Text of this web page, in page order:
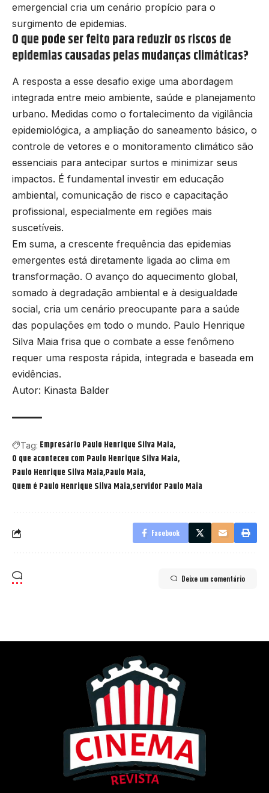
emergencial cria um cenário propício para o
surgimento de epidemias.
O que pode ser feito para reduzir os riscos de
epidemias causadas pelas mudanças climáticas?
A resposta a esse desafio exige uma abordagem
integrada entre meio ambiente, saúde e planejamento
urbano. Medidas como o fortalecimento da vigilância
epidemiológica, a ampliação do saneamento básico, o
controle de vetores e o monitoramento climático são
essenciais para antecipar surtos e minimizar seus
impactos. É fundamental investir em educação
ambiental, comunicação de risco e capacitação
profissional, especialmente em regiões mais
suscetíveis.
Em suma, a crescente frequência das epidemias
emergentes está diretamente ligada ao clima em
transformação. O avanço do aquecimento global,
somado à degradação ambiental e à desigualdade
social, cria um cenário preocupante para a saúde
das populações em todo o mundo. Paulo Henrique
Silva Maia frisa que o combate a esse fenômeno
requer uma resposta rápida, integrada e baseada em
evidências.
Autor: Kinasta Balder
Tag: Empresário Paulo Henrique Silva Maia
O que aconteceu com Paulo Henrique Silva Maia
Paulo Henrique Silva Maia Paulo Maia
Quem é Paulo Henrique Silva Maia servidor Paulo Maia
Facebook
Deixe um comentário